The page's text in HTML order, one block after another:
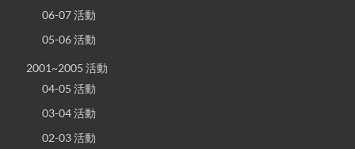
06-07 活動
05-06 活動
2001~2005 活動
04-05 活動
03-04 活動
02-03 活動